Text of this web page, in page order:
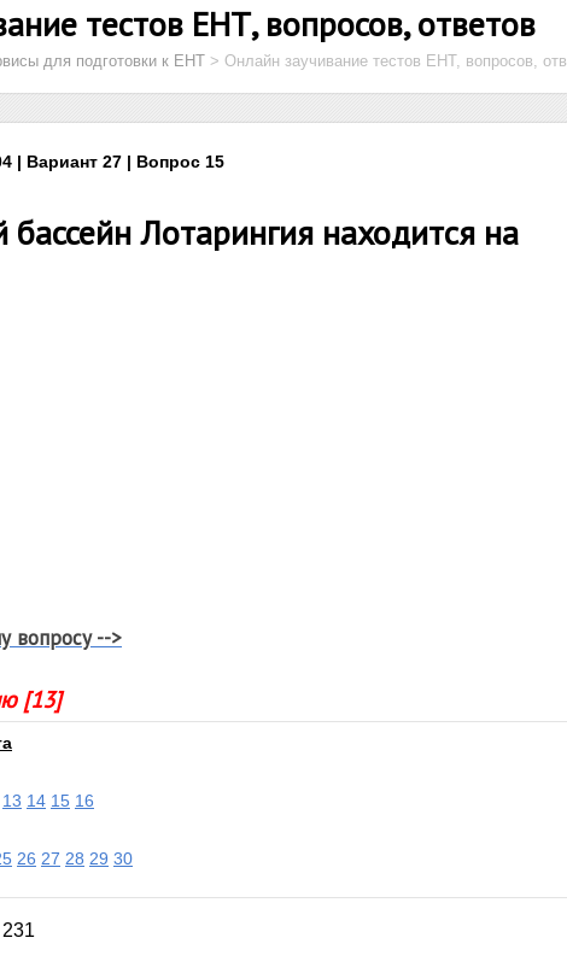
тестов ЕНТ, вопросов, ответов
для подготовки к ЕНТ > Онлайн заучивание тестов ЕНТ, вопросов,
| Вариант 27 | Вопрос 15
Лотарингия находится на
вопросу -->
[13]
13 14 15 16
26 27 28 29 30